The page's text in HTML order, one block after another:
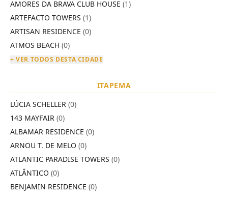
AMORES DA BRAVA CLUB HOUSE (1)
ARTEFACTO TOWERS (1)
ARTISAN RESIDENCE (0)
ATMOS BEACH (0)
+ VER TODOS DESTA CIDADE
ITAPEMA
LÚCIA SCHELLER (0)
143 MAYFAIR (0)
ALBAMAR RESIDENCE (0)
ARNOU T. DE MELO (0)
ATLANTIC PARADISE TOWERS (0)
ATLÂNTICO (0)
BENJAMIN RESIDENCE (0)